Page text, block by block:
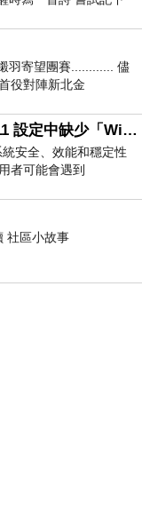
原
羽寄望團賽............ 儘
役對陣新北金
如何修復 Windows 11 設定中缺少「Windows 更新」？
安全、效能和穩定性
者可能會遇到
缺少「Windows 更
讀 社區小故事